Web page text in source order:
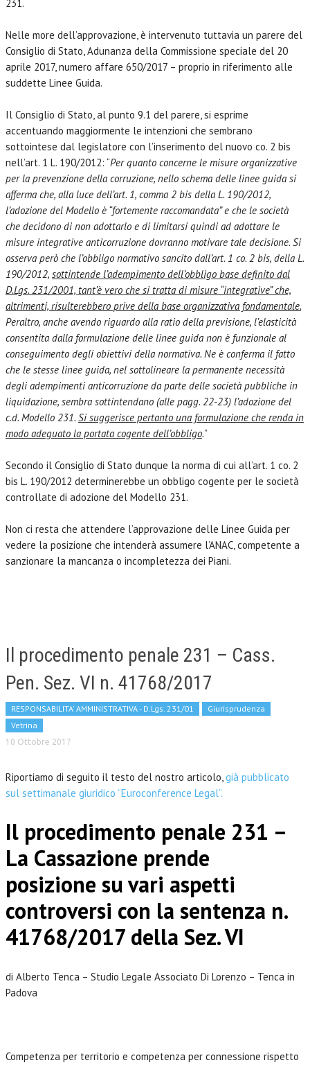
231.
Nelle more dell’approvazione, è intervenuto tuttavia un parere del
Consiglio di Stato, Adunanza della Commissione speciale del 20
aprile 2017, numero affare 650/2017 – proprio in riferimento alle
suddette Linee Guida.
Il Consiglio di Stato, al punto 9.1 del parere, si esprime
accentuando maggiormente le intenzioni che sembrano
sottointese dal legislatore con l’inserimento del nuovo co. 2 bis
nell’art. 1 L. 190/2012: “Per quanto concerne le misure organizzative
per la prevenzione della corruzione, nello schema delle linee guida si
afferma che, alla luce dell’art. 1, comma 2 bis della L. 190/2012,
l’adozione del Modello è “fortemente raccomandata” e che le società
che decidono di non adottarlo e di limitarsi quindi ad adottare le
misure integrative anticorruzione dovranno motivare tale decisione. Si
osserva però che l’obbligo normativo sancito dall’art. 1 co. 2 bis, della L.
190/2012, sottintende l’adempimento dell’obbligo base definito dal
D.Lgs. 231/2001, tant’è vero che si tratta di misure “integrative” che,
altrimenti, risulterebbero prive della base organizzativa fondamentale.
Peraltro, anche avendo riguardo alla ratio della previsione, l’elasticità
consentita dalla formulazione delle linee guida non è funzionale al
conseguimento degli obiettivi della normativa. Ne è conferma il fatto
che le stesse linee guida, nel sottolineare la permanente necessità
degli adempimenti anticorruzione da parte delle società pubbliche in
liquidazione, sembra sottintendano (alle pagg. 22-23) l’adozione del
c.d. Modello 231.Si suggerisce pertanto una formulazione che renda in
modo adeguato la portata cogente dell’obbligo.”
Secondo il Consiglio di Stato dunque la norma di cui all’art. 1 co. 2
bis L. 190/2012 determinerebbe un obbligo cogente per le società
controllate di adozione del Modello 231.
Non ci resta che attendere l’approvazione delle Linee Guida per
vedere la posizione che intenderà assumere l’ANAC, competente a
sanzionare la mancanza o incompletezza dei Piani.
Il procedimento penale 231 – Cass.
Pen. Sez. VI n. 41768/2017
RESPONSABILITA' AMMINISTRATIVA - D.Lgs. 231/01
Giurisprudenza
Vetrina
10 Ottobre 2017
Riportiamo di seguito il testo del nostro articolo,già pubblicato
sul settimanale giuridico “Euroconference Legal”.
Il procedimento penale 231 –
La Cassazione prende
posizione su vari aspetti
controversi con la sentenza n.
41768/2017 della Sez. VI
di Alberto Tenca – Studio Legale Associato Di Lorenzo – Tenca in
Padova
Competenza per territorio e competenza per connessione rispetto